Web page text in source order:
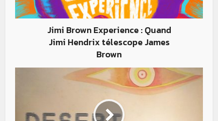
Jimi Brown Experience : Quand
Jimi Hendrix télescope James
Brown